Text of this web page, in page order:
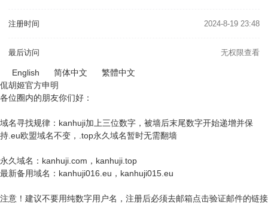
注册时间 2024-8-19 23:48
最后访问 无权限查看
English 简体中文
繁體中文
侃胡姬官方申明
各位圈内的朋友你们好：
域名寻找规律：kanhuji加上三位数字，被墙后末尾数字开始递增并保
持.eu欧盟域名不变，.top永久域名暂时无需翻墙
永久域名：kanhuji.com，kanhuji.top
最新备用域名：kanhuji016.eu，kanhuji015.eu
注意！建议不要用纯数字用户名，注册后必须去邮箱点击验证邮件的链接